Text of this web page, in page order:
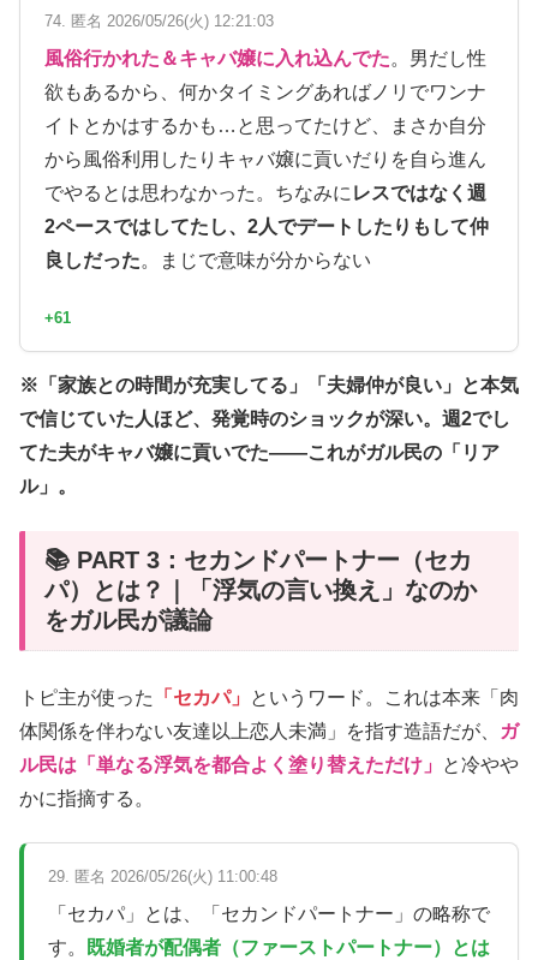
74. 匿名 2026/05/26(火) 12:21:03
風俗行かれた＆キャバ嬢に入れ込んでた。男だし性
欲もあるから、何かタイミングあればノリでワンナ
イトとかはするかも…と思ってたけど、まさか自分
から風俗利用したりキャバ嬢に貢いだりを自ら進ん
でやるとは思わなかった。ちなみに レスではなく週
2ペースではしてたし、2人でデートしたりもして仲
良しだった。まじで意味が分からない
+61
※「家族との時間が充実してる」「夫婦仲が良い」と本気
で信じていた人ほど、発覚時のショックが深い。週2でし
てた夫がキャバ嬢に貢いでた――これがガル民の「リア
ル」。
📚 PART 3：セカンドパートナー（セカ
パ）とは？｜「浮気の言い換え」なのか
をガル民が議論
トピ主が使った 「セカパ」
というワード。これは本来「肉
体関係を伴わない友達以上恋人未満」を指す造語だが、
ガ
ル民は「単なる浮気を都合よく塗り替えただけ」
と冷やや
かに指摘する。
29. 匿名 2026/05/26(火) 11:00:48
「セカパ」とは、「セカンドパートナー」の略称で
す。
既婚者が配偶者（ファーストパートナー）とは